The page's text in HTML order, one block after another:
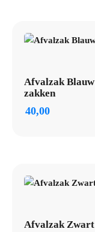
Afvalzak Blauw
zakken
40,00
Afvalzak Zwart